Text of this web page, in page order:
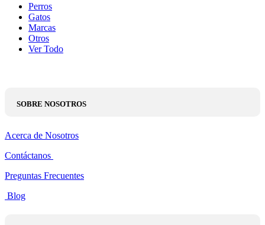
Perros
Gatos
Marcas
Otros
Ver Todo
SOBRE NOSOTROS
Acerca de Nosotros
Contáctanos
Preguntas Frecuentes
Blog